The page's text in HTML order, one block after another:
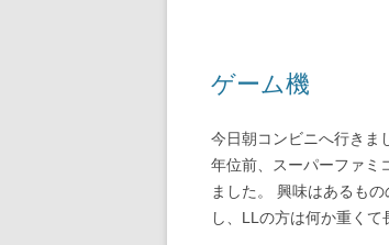
ゲーム機
今日朝コンビニへ行きま
年位前、スーパーファミ
ました。 興味はあるも
し、LLの方は何か重くて